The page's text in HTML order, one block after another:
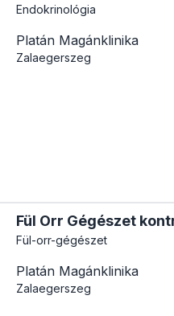
Endokrinológia
Platán Magánklinika
Zalaegerszeg
Fül Orr Gégészet
Fül-orr-gégészet
Platán Magánklinika
Zalaegerszeg